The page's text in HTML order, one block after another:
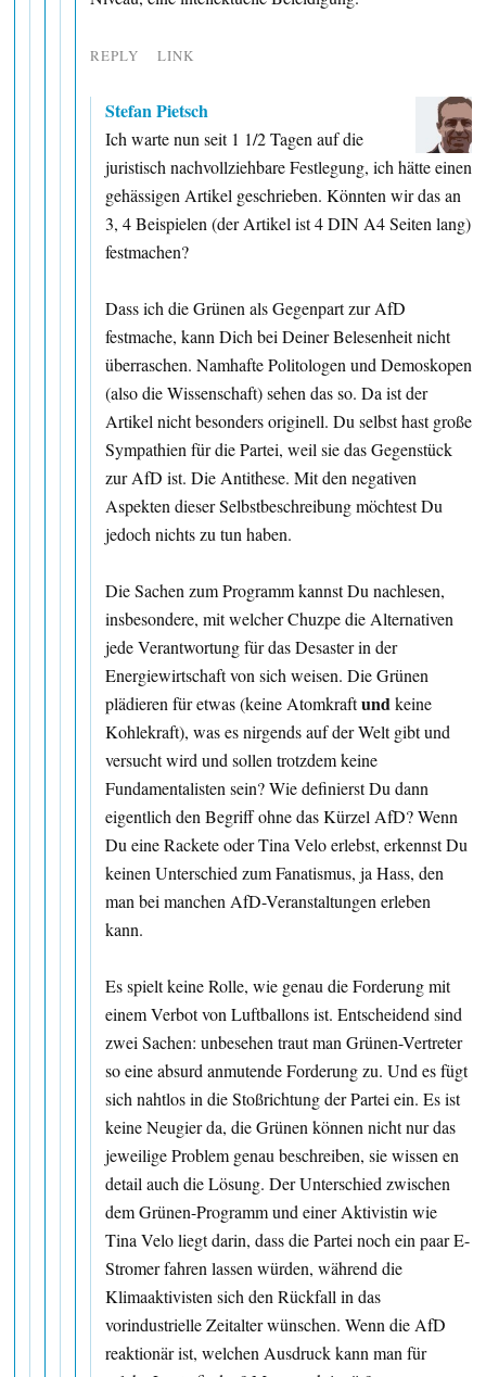
REPLY LINK
Stefan Pietsch
Ich warte nun seit 1 1/2 Tagen auf die
juristisch nachvollziehbare Festlegung, ich hätte einen
gehässigen Artikel geschrieben. Könnten wir das an
3, 4 Beispielen (der Artikel ist 4 DIN A4 Seiten lang)
festmachen?
Dass ich die Grünen als Gegenpart zur AfD
festmache, kann Dich bei Deiner Belesenheit nicht
überraschen. Namhafte Politologen und Demoskopen
(also die Wissenschaft) sehen das so. Da ist der
Artikel nicht besonders originell. Du selbst hast große
Sympathien für die Partei, weil sie das Gegenstück
zur AfD ist. Die Antithese. Mit den negativen
Aspekten dieser Selbstbeschreibung möchtest Du
jedoch nichts zu tun haben.
Die Sachen zum Programm kannst Du nachlesen,
insbesondere, mit welcher Chuzpe die Alternativen
jede Verantwortung für das Desaster in der
Energiewirtschaft von sich weisen. Die Grünen
plädieren für etwas (keine Atomkraftundkeine
Kohlekraft), was es nirgends auf der Welt gibt und
versucht wird und sollen trotzdem keine
Fundamentalisten sein? Wie definierst Du dann
eigentlich den Begriff ohne das Kürzel AfD? Wenn
Du eine Rackete oder Tina Velo erlebst, erkennst Du
keinen Unterschied zum Fanatismus, ja Hass, den
man bei manchen AfD-Veranstaltungen erleben
kann.
Es spielt keine Rolle, wie genau die Forderung mit
einem Verbot von Luftballons ist. Entscheidend sind
zwei Sachen: unbesehen traut man Grünen-Vertreter
so eine absurd anmutende Forderung zu. Und es fügt
sich nahtlos in die Stoßrichtung der Partei ein. Es ist
keine Neugier da, die Grünen können nicht nur das
jeweilige Problem genau beschreiben, sie wissen en
detail auch die Lösung. Der Unterschied zwischen
dem Grünen-Programm und einer Aktivistin wie
Tina Velo liegt darin, dass die Partei noch ein paar E-
Stromer fahren lassen würden, während die
Klimaaktivisten sich den Rückfall in das
vorindustrielle Zeitalter wünschen. Wenn die AfD
reaktionär ist, welchen Ausdruck kann man für